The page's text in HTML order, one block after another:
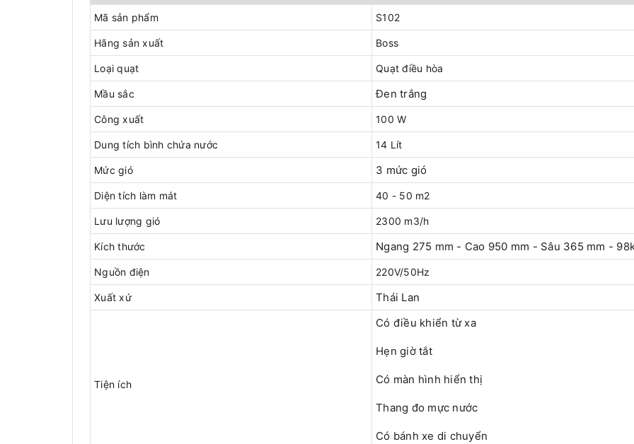
Mã sản phẩm S102
Hãng sản xuất Boss
Loại quạt Quạt điều hòa
Mầu sắc Đen trắng
Công xuất 100 W
Dung tích bình chứa nước 14 Lít
Mức gió 3 mức gió
Diện tích làm mát 40 - 50 m2
Lưu lượng gió 2300 m3/h
Kích thước Ngang 275 mm - Cao 950 mm - Sâu 365 mm -
Nguồn điện 220V/50Hz
Xuất xứ Thái Lan
Tiện ích
Có điều khiển từ xa
Hẹn giờ tắt
Có màn hình hiển thị
Thang đo mực nước
Có bánh xe di chuyển